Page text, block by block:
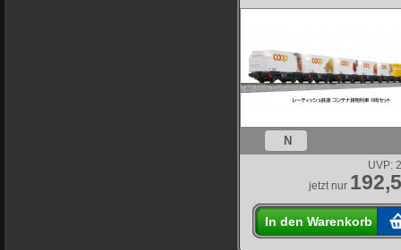
N
UVP:
jetzt nur
In den Warenkorb